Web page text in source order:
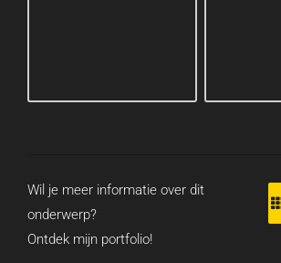
Wil je meer informatie over dit
onderwerp?
Ontdek mijn portfolio!